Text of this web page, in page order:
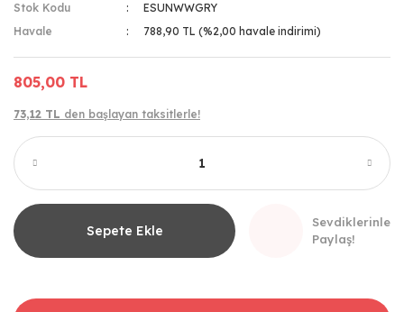
Stok Kodu
ESUNWWGRY
Havale
788,90 TL (%2,00 havale indirimi)
805,00 TL
73,12 TL den başlayan taksitlerle!
Sepete Ekle
Sevdiklerinle
Paylaş!